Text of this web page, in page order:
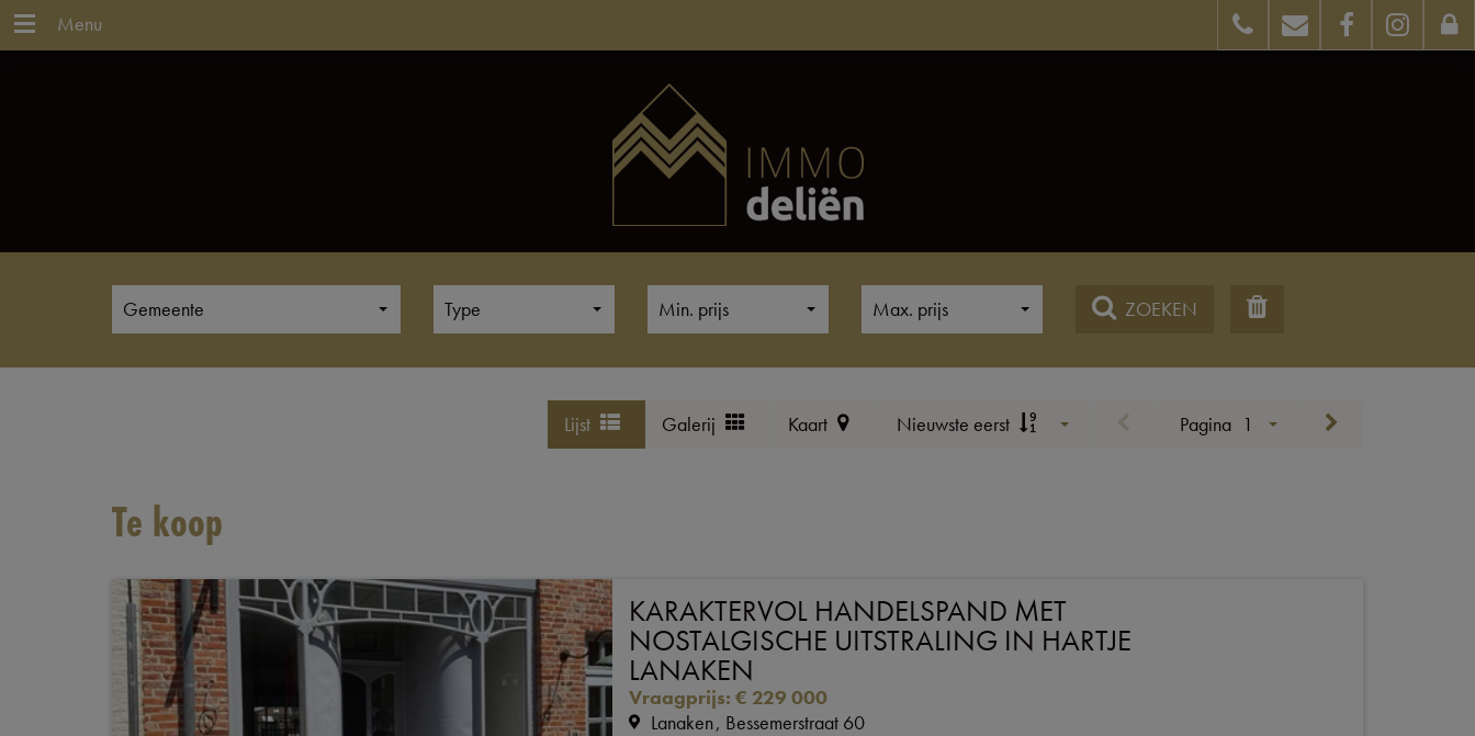
Menu
Gemeente Type Min. prijs Max. prijs ZOEKEN
Galerij
Lijst Kaart Nieuwste eerst Pagina 1
Te koop
KARAKTERVOL HANDELSPAND MET
NOSTALGISCHE UITSTRALING IN HARTJE
LANAKEN
Vraagprijs: € 229 000
Lanaken Bessemerstraat 60